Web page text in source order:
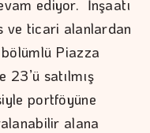
ediyor. İnşaatı
ve ticari alanlardan
Piazza
satılmış
portföyüne
alana